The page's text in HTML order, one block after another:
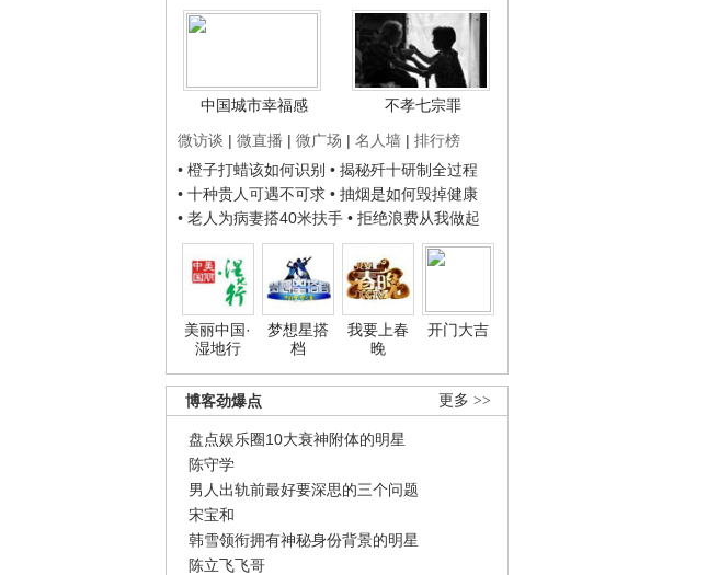
中国城市幸福感
不孝七宗罪
微访谈 | 微直播 | 微广场 | 名人墙 | 排行榜
• 橙子打蜡该如何识别 • 揭秘歼十研制全过程
• 十种贵人可遇不可求 • 抽烟是如何毁掉健康
• 老人为病妻搭40米扶手 • 拒绝浪费从我做起
美丽中国·
湿地行
梦想星搭
档
我要上春
晚
开门大吉
更多 >>
博客劲爆点
盘点娱乐圈10大衰神附体的明星
陈守学
男人出轨前最好要深思的三个问题
宋宝和
韩雪领衔拥有神秘身份背景的明星
陈立飞飞哥